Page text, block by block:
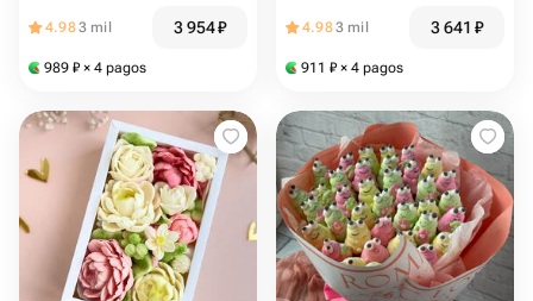
женщины, коллеги, сестры,
4.983 mil 3 954₽
989 ₽ × 4 pagos
4.983 mil 3 641 ₽
911 ₽ × 4 pagos